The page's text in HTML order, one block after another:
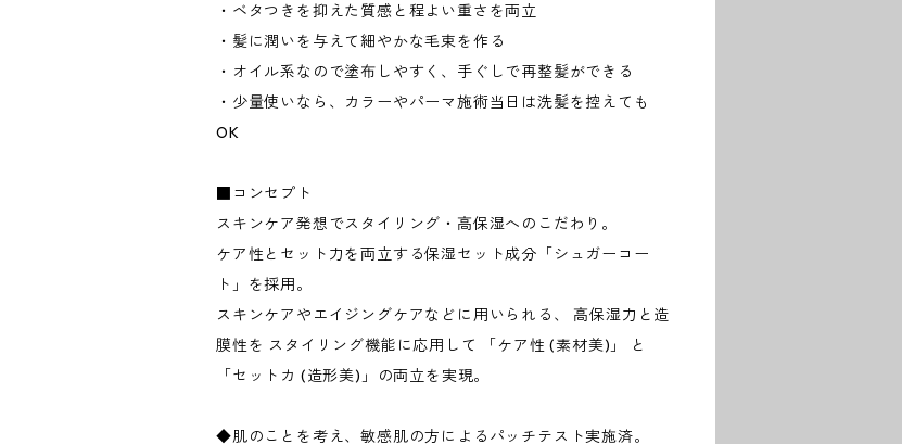
・ベタつきを抑えた質感と程よい重さを両立
・髪に潤いを与えて細やかな毛束を作る
・オイル系なので塗布しやすく、手ぐしで再整髪ができる
・少量使いなら、カラーやパーマ施術当日は洗髪を控えても
OK
■コンセプト
スキンケア発想でスタイリング・高保湿へのこだわり。
ケア性とセット力を両立する保湿セット成分「シュガーコー
ト」を採用。
スキンケアやエイジングケアなどに用いられる、 高保湿力と造
膜性を スタイリング機能に応用して 「ケア性 (素材美)」 と
「セットカ (造形美)」の両立を実現。
◆肌のことを考え、敏感肌の方によるパッチテスト実施済。